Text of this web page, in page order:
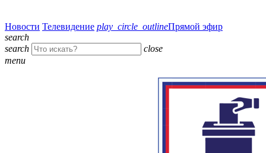
Новости Телевидение play_circle_outlineПрямой эфир
search
search
close
menu